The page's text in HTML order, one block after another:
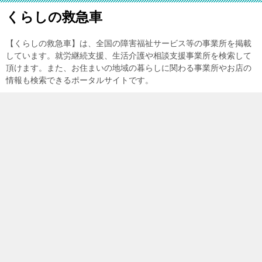
くらしの救急車
【くらしの救急車】は、全国の障害福祉サービス等の事業所を掲載
しています。就労継続支援、生活介護や相談支援事業所を検索して
頂けます。また、お住まいの地域の暮らしに関わる事業所やお店の
情報も検索できるポータルサイトです。